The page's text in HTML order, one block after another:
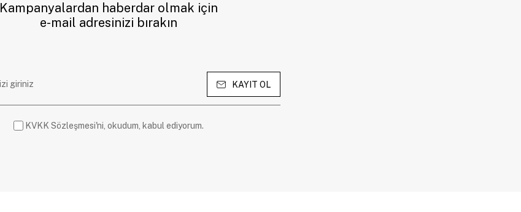
Kampanyalardan haberdar olmak için
e-mail adresinizi bırakın
KAYIT OL
KVKK Sözleşmesi'ni, okudum, kabul ediyorum.